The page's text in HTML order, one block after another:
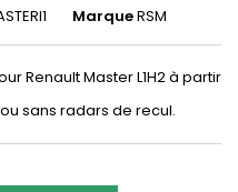
MarqueRSM
Renault Master L1H2 à partir
sans radars de recul.